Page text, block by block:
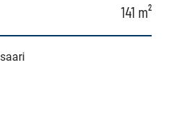
141 m²